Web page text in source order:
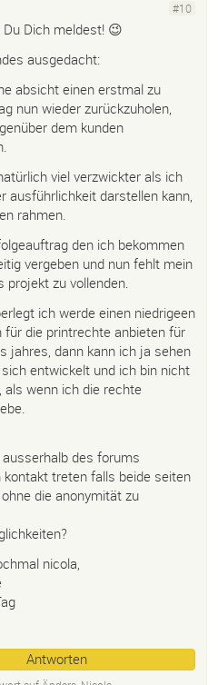
#10
Dich meldest! 😉
ausgedacht:
absicht einen erstmal zu
nun wieder zurückzuholen,
dem kunden
viel verzwickter als ich
ausführlichkeit darstellen kann,
rahmen.
den ich bekommen
vergeben und nun fehlt mein
projekt zu vollenden.
ich werde einen niedrigeen
für die printrechte anbieten für
jahres, dann kann ich ja sehen
entwickelt und ich bin nicht
als wenn ich die rechte
des forums
kontakt treten falls beide seiten
die anonymität zu
nicola,
Antworten